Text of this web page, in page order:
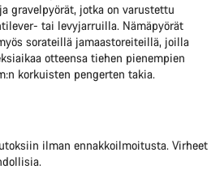
gravelpyörät, jotka on varustettu
tai levyjarruilla. Nämäpyörät
sorateillä jamaastoreiteillä, joilla
otteensa tiehen pienempien
korkuisten pengerten takia.
ilman ennakkoilmoitusta. Virheet